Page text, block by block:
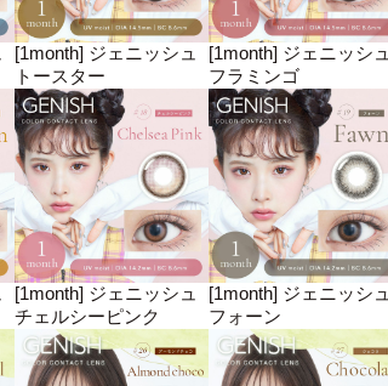
[1month] ジェニッシュ
トースター
[1month] ジェニッシュ
フラミンゴ
[1month] ジェニッシュ
チェルシーピンク
[1month] ジェニッシュ
フォーン